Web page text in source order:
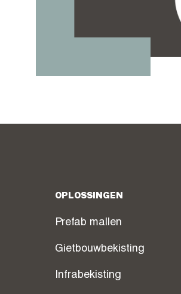
OPLOSSINGEN
Prefab mallen
Gietbouwbekisting
Infrabekisting